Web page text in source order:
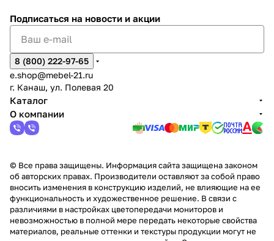
Подписаться на новости и акции
8 (800) 222-97-65
e.shop@mebel-21.ru
г. Канаш, ул. Полевая 20
Каталог
О компании
© Все права защищены. Информация сайта защищена законом
об авторских правах. Производители оставляют за собой право
вносить изменения в конструкцию изделий, не влияющие на ее
функциональность и художественное решение. В связи с
различиями в настройках цветопередачи мониторов и
невозможностью в полной мере передать некоторые свойства
материалов, реальные оттенки и текстуры продукции могут не